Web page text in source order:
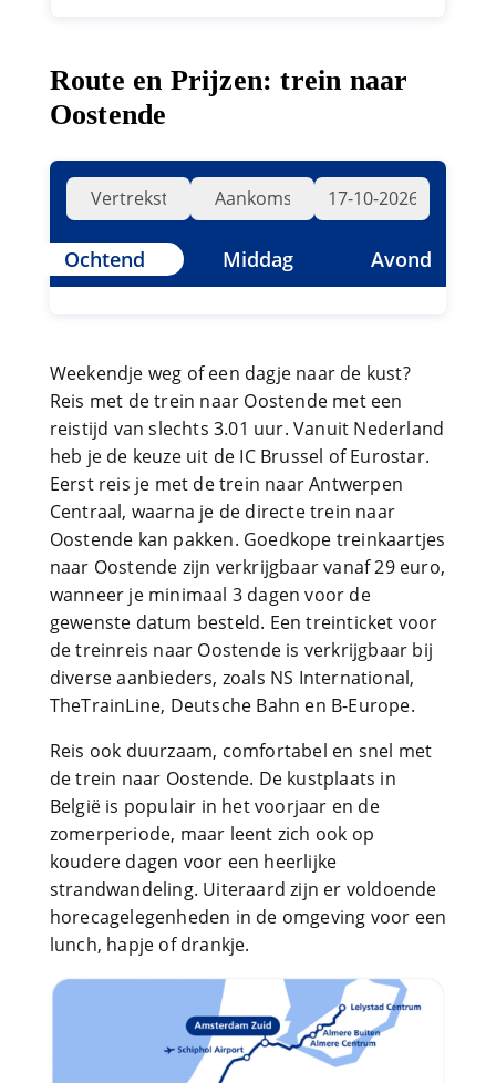
Route en Prijzen: trein naar
Oostende
Ochtend Middag Avond
Weekendje weg of een dagje naar de kust?
Reis met de trein naar Oostende met een
reistijd van slechts 3.01 uur. Vanuit Nederland
heb je de keuze uit de IC Brussel of Eurostar.
Eerst reis je met de trein naar Antwerpen
Centraal, waarna je de directe trein naar
Oostende kan pakken. Goedkope treinkaartjes
naar Oostende zijn verkrijgbaar vanaf 29 euro,
wanneer je minimaal 3 dagen voor de
gewenste datum besteld. Een treinticket voor
de treinreis naar Oostende is verkrijgbaar bij
diverse aanbieders, zoals NS International,
TheTrainLine, Deutsche Bahn en B-Europe.
Reis ook duurzaam, comfortabel en snel met
de trein naar Oostende. De kustplaats in
België is populair in het voorjaar en de
zomerperiode, maar leent zich ook op
koudere dagen voor een heerlijke
strandwandeling. Uiteraard zijn er voldoende
horecagelegenheden in de omgeving voor een
lunch, hapje of drankje.